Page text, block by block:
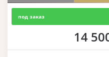
под заказ
14